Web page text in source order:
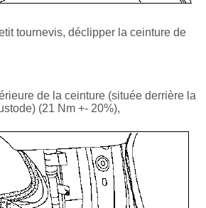
tournevis, déclipper la ceinture de
de la ceinture (située derrière la
(21 Nm +- 20%),